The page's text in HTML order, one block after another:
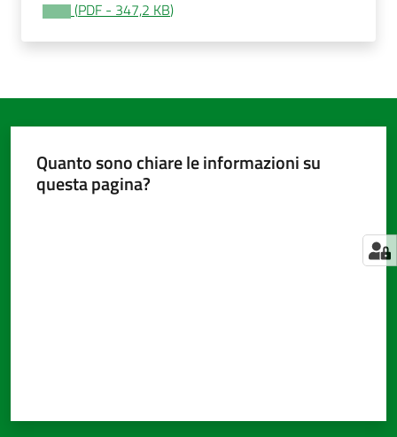
trasparente
argomenti...
Seguici
(PDF - 347,2 KB)
Quanto sono chiare le informazioni su
questa pagina?